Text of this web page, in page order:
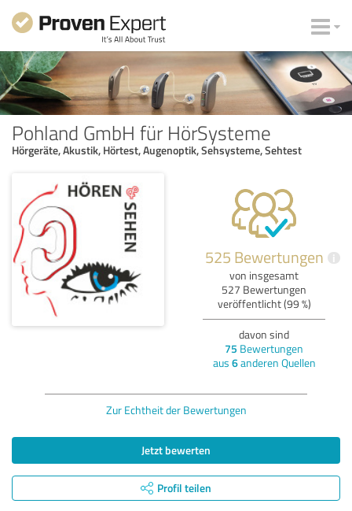
Pohland GmbH für HörSysteme
Hörgeräte, Akustik, Hörtest, Augenoptik, Sehsysteme, Sehtest
525 Bewertungen i
von insgesamt
527 Bewertungen
veröffentlicht (99 %)
davon sind
75 Bewertungen
aus 6anderen Quellen
Zur Echtheit der Bewertungen
Jetzt bewerten
Profil teilen